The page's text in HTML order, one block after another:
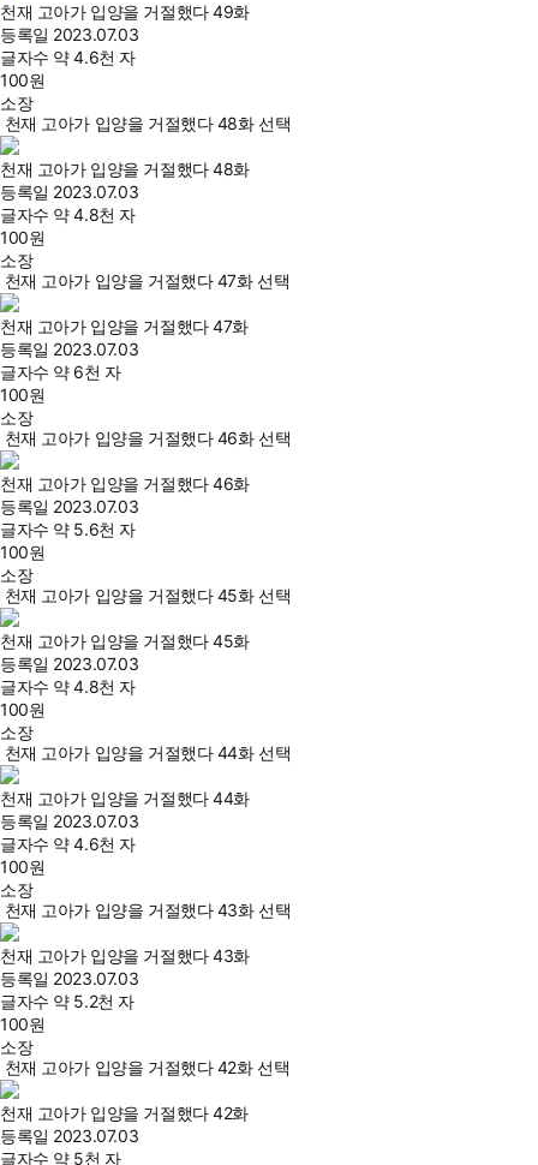
천재 고아가 입양을 거절했다 49화
등록일 2023.07.03
글자수 약 4.6천 자
100원
소장
천재 고아가 입양을 거절했다 48화 선택
천재 고아가 입양을 거절했다 48화
등록일 2023.07.03
글자수 약 4.8천 자
100원
소장
천재 고아가 입양을 거절했다 47화 선택
천재 고아가 입양을 거절했다 47화
등록일 2023.07.03
글자수 약 6천 자
100원
소장
천재 고아가 입양을 거절했다 46화 선택
천재 고아가 입양을 거절했다 46화
등록일 2023.07.03
글자수 약 5.6천 자
100원
소장
천재 고아가 입양을 거절했다 45화 선택
천재 고아가 입양을 거절했다 45화
등록일 2023.07.03
글자수 약 4.8천 자
100원
소장
천재 고아가 입양을 거절했다 44화 선택
천재 고아가 입양을 거절했다 44화
등록일 2023.07.03
글자수 약 4.6천 자
100원
소장
천재 고아가 입양을 거절했다 43화 선택
천재 고아가 입양을 거절했다 43화
등록일 2023.07.03
글자수 약 5.2천 자
100원
소장
천재 고아가 입양을 거절했다 42화 선택
천재 고아가 입양을 거절했다 42화
등록일 2023.07.03
글자수 약 5천 자